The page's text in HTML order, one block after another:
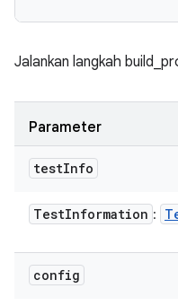
Jalankan langkah
Parameter
testInfo
TestInformation :
config